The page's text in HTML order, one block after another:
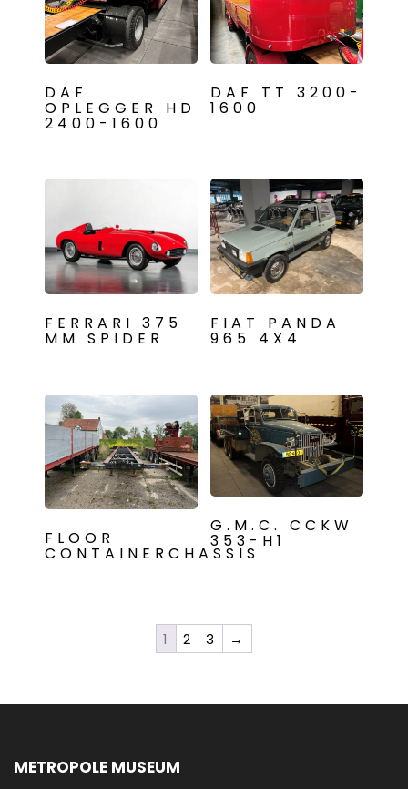
DAF
OPLEGGER HD
2400-1600
DAF TT 3200-
1600
FERRARI 375
MM SPIDER
FIAT PANDA
965 4X4
FLOOR
CONTAINERCHASSIS
G.M.C. CCKW
353-H1
1 2 3 →
METROPOLE MUSEUM